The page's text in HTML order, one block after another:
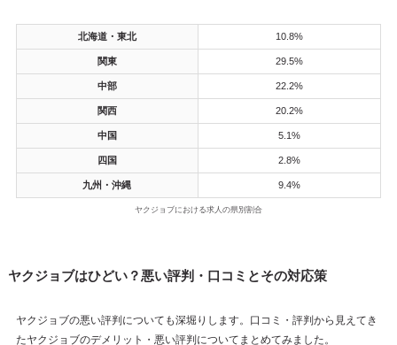
北海道・東北 10.8%
関東 29.5%
中部 22.2%
関西 20.2%
中国 5.1%
四国 2.8%
九州・沖縄 9.4%
ヤクジョブにおける求人の県別割合
ヤクジョブはひどい？悪い評判・口コミとその対応策
ヤクジョブの悪い評判についても深堀りします。口コミ・評判から見えてき
たヤクジョブのデメリット・悪い評判についてまとめてみました。